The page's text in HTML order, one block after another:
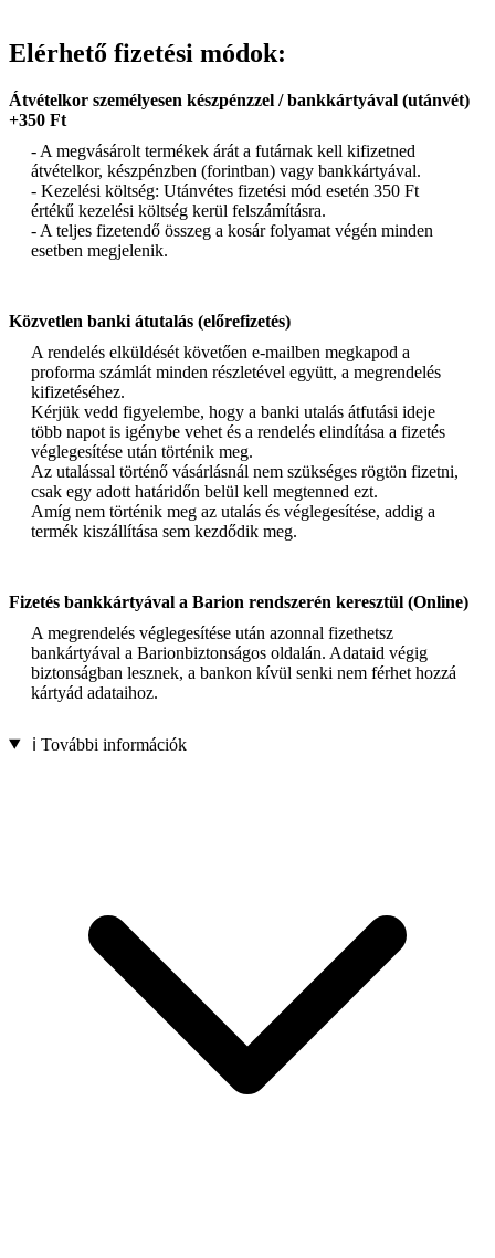
Elérhető fizetési módok:
Átvételkor személyesen készpénzzel / bankkártyával (utánvét)
+350 Ft
- A megvásárolt termékek árát a futárnak kell kifizetned
átvételkor, készpénzben (forintban) vagy bankkártyával.
- Kezelési költség: Utánvétes fizetési mód esetén 350 Ft
értékű kezelési költség kerül felszámításra.
- A teljes fizetendő összeg a kosár folyamat végén minden
esetben megjelenik.
Közvetlen banki átutalás (előrefizetés)
A rendelés elküldését követően e-mailben megkapod a
proforma számlát minden részletével együtt, a megrendelés
kifizetéséhez.
Kérjük vedd figyelembe, hogy a banki utalás átfutási ideje
több napot is igénybe vehet és a rendelés elindítása a fizetés
véglegesítése után történik meg.
Az utalással történő vásárlásnál nem szükséges rögtön fizetni,
csak egy adott határidőn belül kell megtenned ezt.
Amíg nem történik meg az utalás és véglegesítése, addig a
termék kiszállítása sem kezdődik meg.
Fizetés bankkártyával a Barion rendszerén keresztül (Online)
A megrendelés véglegesítése után azonnal fizethetsz
bankártyával a Barionbiztonságos oldalán. Adataid végig
biztonságban lesznek, a bankon kívül senki nem férhet hozzá
kártyád adataihoz.
ℹ️ További információk